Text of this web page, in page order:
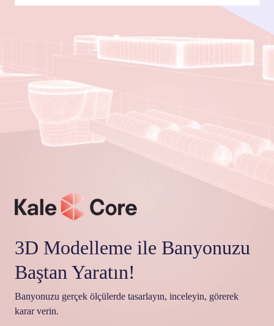
3D Modelleme ile Banyonuzu
Baştan Yaratın!
Banyonuzu gerçek ölçülerde tasarlayın, inceleyin, görerek
karar verin.